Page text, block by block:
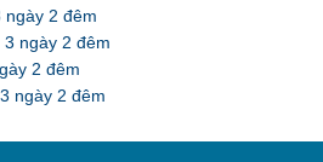
ngày 2 đêm
3 ngày 2 đêm
2 đêm
ngày 2 đêm